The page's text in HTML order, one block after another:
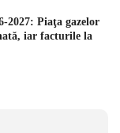
2027: Piaţa gazelor
iar facturile la